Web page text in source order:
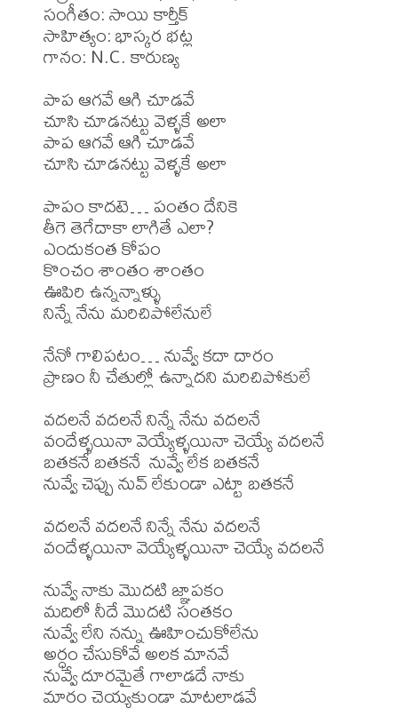
సంగీతం: సాయి కార్తీక్
సాహిత్యం: భాస్కర భట్ల
గానం: N.C. కారుణ్య
పాప ఆగవే ఆగి చూడవే
చూసి చూడనట్టు వెళ్ళకే అలా
పాప ఆగవే ఆగి చూడవే
చూసి చూడనట్టు వెళ్ళకే అలా
పాపం కాదటె… పంతం దేనికె
తీగె తెగేదాకా లాగితే ఎలా?
ఎందుకంత కోపం
కొంచం శాంతం శాంతం
ఊపిరి ఉన్నన్నాళ్ళు
నిన్నే నేను మరిచిపోలేనులే
నేనో గాలిపటం… నువ్వే కదా దారం
ప్రాణం నీ చేతుల్లో ఉన్నాదని మరిచిపోకులే
వదలనే వదలనే నిన్నే నేను వదలనే
వందేళ్ళయినా వెయ్యేళ్ళయినా చెయ్యే వదలనే
బతకనే బతకనే  నువ్వే లేక బతకనే
నువ్వే చెప్పు నువ్ లేకుండా ఎట్టా బతకనే
వదలనే వదలనే నిన్నే నేను వదలనే
వందేళ్ళయినా వెయ్యేళ్ళయినా చెయ్యే వదలనే
నువ్వే నాకు మొదటి జ్ఞాపకం
మదిలో నీదే మొదటి సంతకం
నువ్వే లేని నన్ను ఊహించుకోలేను
అర్ధం చేసుకోవే అలక మానవే
నువ్వే దూరమైతే గాలాడదే నాకు
మారం చెయ్యకుండా మాటలాడవే